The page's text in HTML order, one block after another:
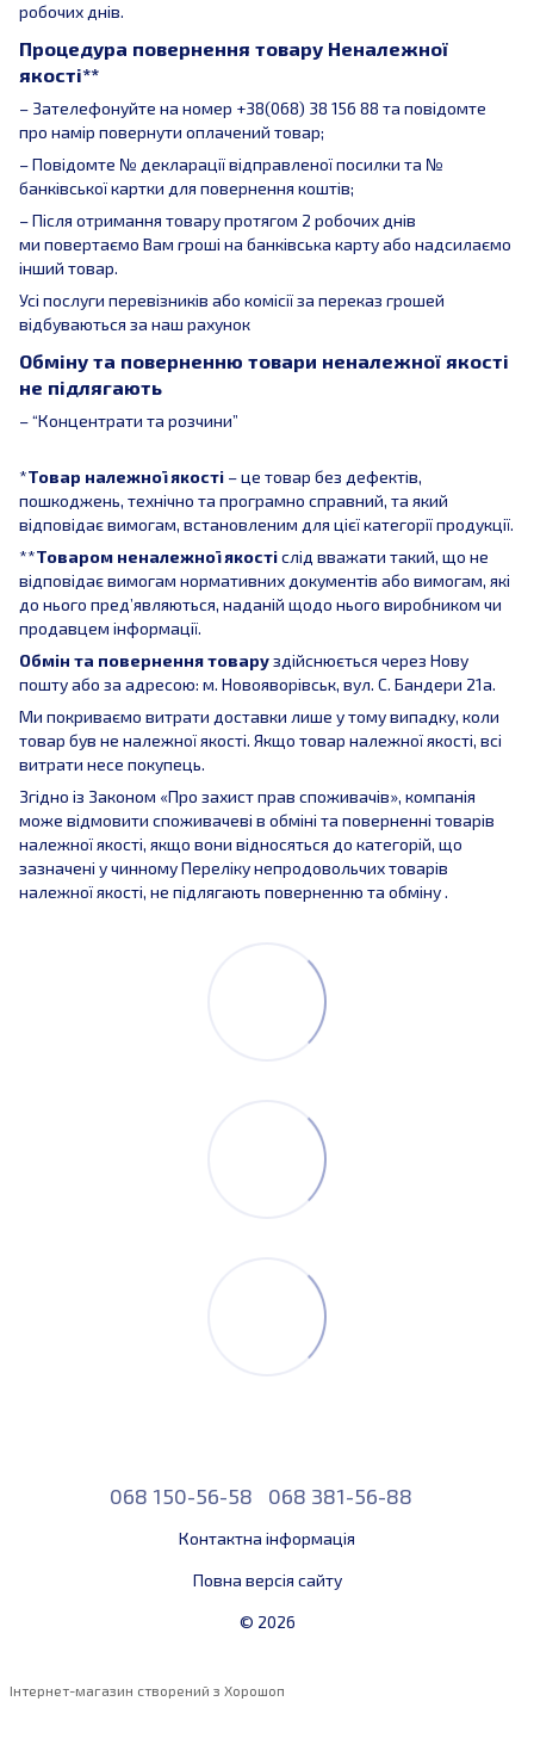
робочих днів.
Процедура повернення товару Неналежної
якості**
– Зателефонуйте на номер +38(068) 38 156 88 та повідомте
про намір повернути оплачений товар;
– Повідомте № декларації відправленої посилки та №
банківської картки для повернення коштів;
– Після отримання товару протягом 2 робочих днів
ми повертаємо Вам гроші на банківська карту або надсилаємо
інший товар.
Усі послуги перевізників або комісії за переказ грошей
відбуваються за наш рахунок
Обміну та поверненню товари неналежної якості
не підлягають
– “Концентрати та розчини”
*Товар належної якості – це товар без дефектів,
пошкоджень, технічно та програмно справний, та який
відповідає вимогам, встановленим для цієї категорії продукції.
**Товаром неналежної якостіслід вважати такий, що не
відповідає вимогам нормативних документів або вимогам, які
до нього пред’являються, наданій щодо нього виробником чи
продавцем інформації.
Обмін та повернення товаруздійснюється через Нову
пошту або за адресою: м. Новояворівськ, вул. С. Бандери 21а.
Ми покриваємо витрати доставки лише у тому випадку, коли
товар був не належної якості. Якщо товар належної якості, всі
витрати несе покупець.
Згідно із Законом «Про захист прав споживачів», компанія
може відмовити споживачеві в обміні та поверненні товарів
належної якості, якщо вони відносяться до категорій, що
зазначені у чинному Переліку непродовольчих товарів
належної якості, не підлягають поверненню та обміну .
068 150-56-58 068 381-56-88
Контактна інформація
Повна версія сайту
© 2026
Інтернет-магазин створений з Хорошоп